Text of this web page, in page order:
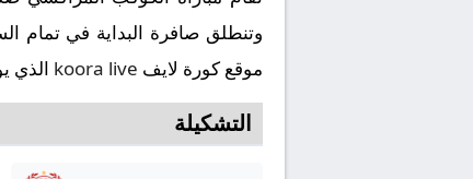
موقع كورة لايف koora live الذي
التشكيلة